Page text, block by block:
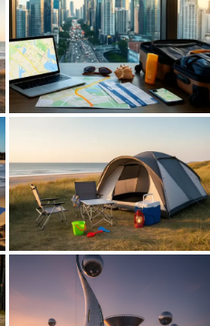
Planowanie wakacyjnego
wyjazdu nad morze z dużej
aglomeracji
Urlop z dziećmi pod namiotem:
jak rada rodziców może
zaplanować idealny wyjazd...